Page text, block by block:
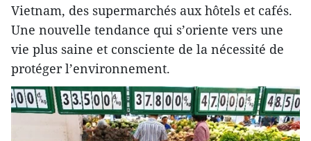
Vietnam, des supermarchés aux hôtels et cafés.
Une nouvelle tendance qui s’oriente vers une
vie plus saine et consciente de la nécessité de
protéger l’environnement.